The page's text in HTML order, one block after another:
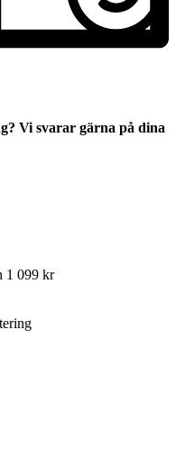
Vi svarar gärna på dina
1 099 kr